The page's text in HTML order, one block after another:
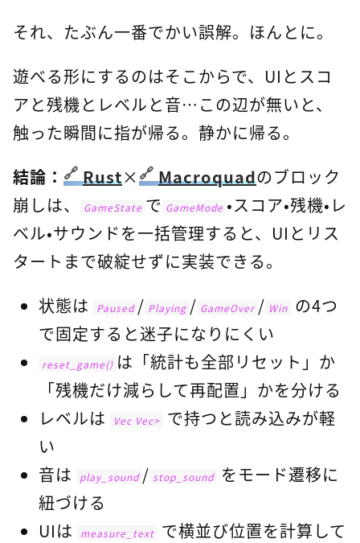
それ、たぶん一番でかい誤解。ほんとに。
遊べる形にするのはそこからで、UIとスコ
アと残機とレベルと音…この辺が無いと、
触った瞬間に指が帰る。静かに帰る。
結論：
Rust× Macroquadのブロック
崩しは、
GameState で GameMode ・スコア・残機・レ
ベル・サウンドを一括管理すると、UIとリス
タートまで破綻せずに実装できる。
状態は
Paused / Playing / GameOver / Win の4つ
で固定すると迷子になりにくい
reset_game() は「統計も全部リセット」か
「残機だけ減らして再配置」かを分ける
レベルは
Vec Vec> で持つと読み込みが軽
い
音は
play_sound / stop_sound
をモード遷移に
紐づける
UIは
measure_text で横並び位置を計算して